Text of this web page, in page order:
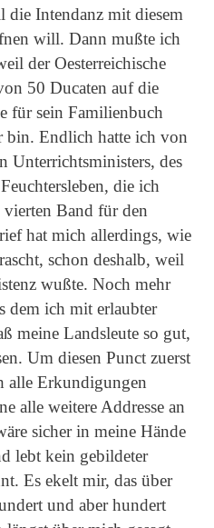
die Intendanz mit diesem
will. Dann mußte ich
der Oesterreichische
50 Ducaten auf die
für sein Familienbuch
bin. Endlich hatte ich von
Unterrichtsministers, des
die ich
vierten Band für den
hat mich allerdings, wie
schon deshalb, weil
wußte. Noch mehr
dem ich mit erlaubter
meine Landsleute so gut,
Um diesen Punct zuerst
alle Erkundigungen
alle weitere Addresse an
sicher in meine Hände
lebt kein gebildeter
Es ekelt mir, das über
und aber hundert